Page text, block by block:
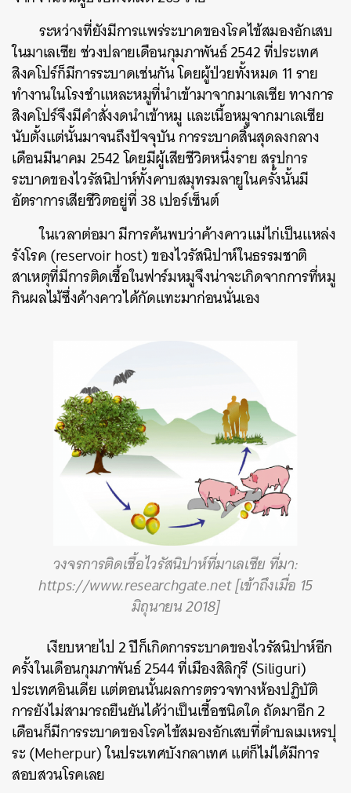
ระหว่างที่ยังมีการแพร่ระบาดของโรคไข้สมองอักเสบ
ในมาเลเซีย ช่วงปลายเดือนกุมภาพันธ์ 2542 ที่ประเทศ
สิงคโปร์ก็มีการระบาดเช่นกัน โดยผู้ป่วยทั้งหมด 11 ราย
ทำงานในโรงชำแหละหมูที่นำเข้ามาจากมาเลเซีย ทางการ
สิงคโปร์จึงมีคำสั่งงดนำเข้าหมู และเนื้อหมูจากมาเลเซีย
นับตั้งแต่นั้นมาจนถึงปัจจุบัน การระบาดสิ้นสุดลงกลาง
เดือนมีนาคม 2542 โดยมีผู้เสียชีวิตหนึ่งราย สรุปการ
ระบาดของไวรัสนิปาห์ทั้งคาบสมุทรมลายูในครั้งนั้นมี
อัตราการเสียชีวิตอยู่ที่ 38 เปอร์เซ็นต์
ในเวลาต่อมา มีการค้นพบว่าค้างคาวแม่ไก่เป็นแหล่ง
รังโรค (reservoir host) ของไวรัสนิปาห์ในธรรมชาติ
สาเหตุที่มีการติดเชื้อในฟาร์มหมูจึงน่าจะเกิดจากการที่หมู
กินผลไม้ซึ่งค้างคาวได้กัดแทะมาก่อนนั่นเอง
วงจรการติดเชื้อไวรัสนิปาห์ที่มาเลเซีย ที่มา:
https://www.researchgate.net[เข้าถึงเมื่อ 15
มิถุนายน 2018]
เงียบหายไป 2 ปีก็เกิดการระบาดของไวรัสนิปาห์อีก
ครั้งในเดือนกุมภาพันธ์ 2544 ที่เมืองสิลิกุรี (Siliguri)
ประเทศอินเดีย แต่ตอนนั้นผลการตรวจทางห้องปฏิบัติ
การยังไม่สามารถยืนยันได้ว่าเป็นเชื้อชนิดใด ถัดมาอีก 2
เดือนก็มีการระบาดของโรคไข้สมองอักเสบที่ตำบลเมเหรปุ
ระ (Meherpur)ในประเทศบังกลาเทศ แต่ก็ไม่ได้มีการ
สอบสวนโรคเลย